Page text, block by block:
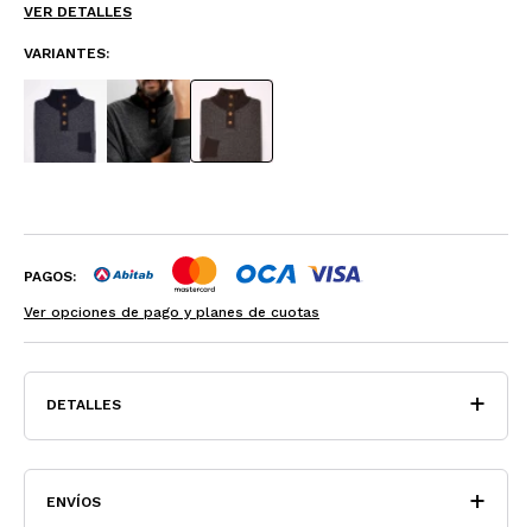
VER DETALLES
VARIANTES:
PAGOS:
Ver opciones de pago y planes de cuotas
DETALLES
ENVÍOS